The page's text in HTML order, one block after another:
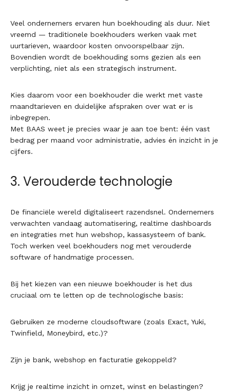
Veel ondernemers ervaren hun boekhouding als duur. Niet
vreemd — traditionele boekhouders werken vaak met
uurtarieven, waardoor kosten onvoorspelbaar zijn.
Bovendien wordt de boekhouding soms gezien als een
verplichting, niet als een strategisch instrument.
Kies daarom voor een boekhouder die werkt met vaste
maandtarieven en duidelijke afspraken over wat er is
inbegrepen.
Met BAAS weet je precies waar je aan toe bent: één vast
bedrag per maand voor administratie, advies én inzicht in je
cijfers.
3. Verouderde technologie
De financiële wereld digitaliseert razendsnel. Ondernemers
verwachten vandaag automatisering, realtime dashboards
en integraties met hun webshop, kassasysteem of bank.
Toch werken veel boekhouders nog met verouderde
software of handmatige processen.
Bij het kiezen van een nieuwe boekhouder is het dus
cruciaal om te letten op de technologische basis:
Gebruiken ze moderne cloudsoftware (zoals Exact, Yuki,
Twinfield, Moneybird, etc.)?
Zijn je bank, webshop en facturatie gekoppeld?
Krijg je realtime inzicht in omzet, winst en belastingen?